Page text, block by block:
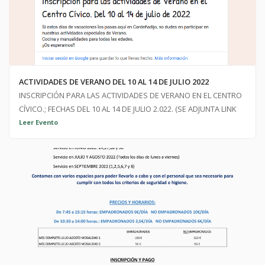
ACTIVIDADES DE VERANO DEL 10 AL 14 DE JULIO 2022
INSCRIPCIÓN PARA LAS ACTIVIDADES DE VERANO EN EL CENTRO
CÍVICO.; FECHAS DEL 10 AL 14 DE JULIO 2.022. (SE ADJUNTA LINK
Leer Evento